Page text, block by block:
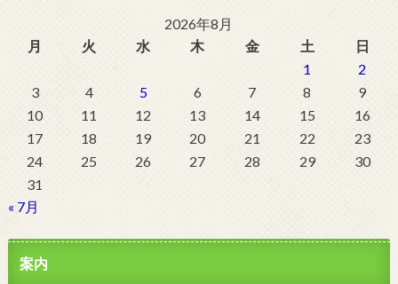
2026年8月
月
火 水 木 金 土
日
1
2
3
4 5 6 7 8
9
10
11 12 13 14 15
16
17
18 19 20 21 22
23
24
25 26 27 28 29
30
31
« 7月
案内